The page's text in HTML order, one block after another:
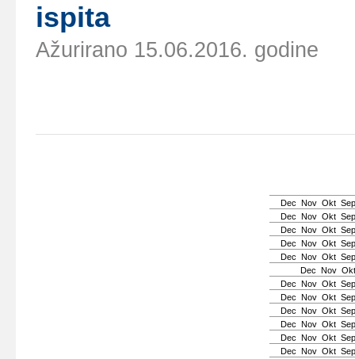
ispitа
Ažurirano 15.06.2016. godine
Dec Nov Okt Sep
Dec Nov Okt Sep
Dec Nov Okt Sep
Dec Nov Okt Sep
Dec Nov Okt Sep
Dec Nov Okt
Dec Nov Okt Sep
Dec Nov Okt Sep
Dec Nov Okt Sep
Dec Nov Okt Sep
Dec Nov Okt Sep
Dec Nov Okt Sep